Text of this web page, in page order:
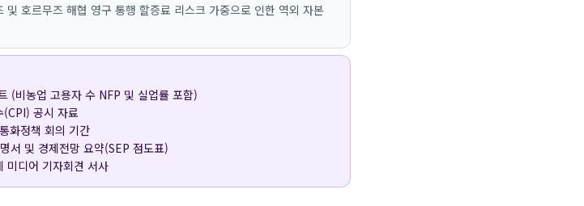
및 호르무즈 해협 영구 통행 할증료 리스크 가중으로 인한 역외 자본
(비농업 고용자 수 NFP 및 실업률 포함)
공시 자료
화정책 회의 기간
서 및 경제전망 요약(SEP 점도표)
미디어 기자회견 서사